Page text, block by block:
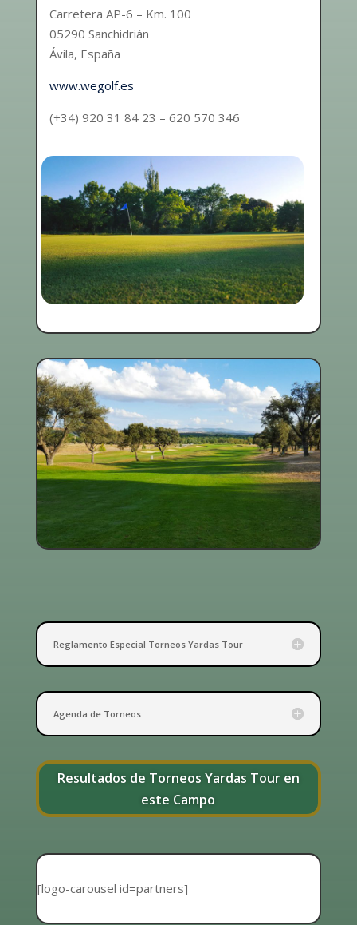
Carretera AP-6 – Km. 100
05290 Sanchidrián
Ávila, España
www.wegolf.es
(+34) 920 31 84 23 – 620 570 346
Reglamento Especial Torneos Yardas Tour
Agenda de Torneos
Resultados de Torneos Yardas Tour en
este Campo
[logo-carousel id=partners]